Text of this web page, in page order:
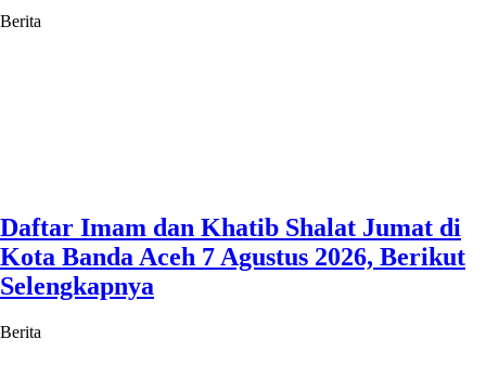
Berita
Daftar Imam dan Khatib Shalat Jumat di
Kota Banda Aceh 7 Agustus 2026, Berikut
Selengkapnya
Berita